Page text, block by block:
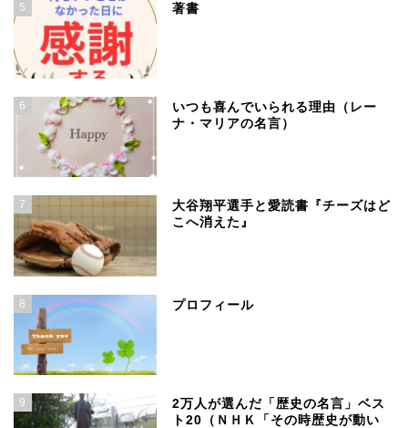
5 著書
6
いつも喜んでいられる理由（レー
ナ・マリアの名言）
7
大谷翔平選手と愛読書『チーズはど
こへ消えた』
8 プロフィール
9
2万人が選んだ「歴史の名言」ベス
ト20（ＮＨＫ「その時歴史が動い